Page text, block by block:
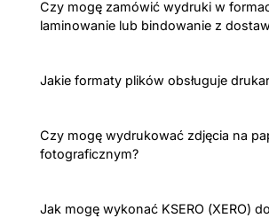
Czy mogę zamówić wydruki w
laminowanie lub bindowanie z
Jakie formaty plików obsługuje
Czy mogę wydrukować zdjęcia na
fotograficznym?
Jak mogę wykonać KSERO (XERO)